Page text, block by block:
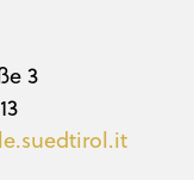
3